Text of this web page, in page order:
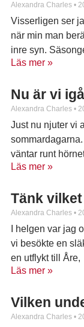
Alexandra Charles
Visserligen ser
när min man
inre syn.
Läs mer »
Nu är vi
Alexandra Charles
Just nu njuter vi
väntar runt
Läs mer »
Tänk
Alexandra Charles
I helgen var jag
vi besökte en
en utflykt till Åre,
Läs mer »
Vilken
Alexandra Charles